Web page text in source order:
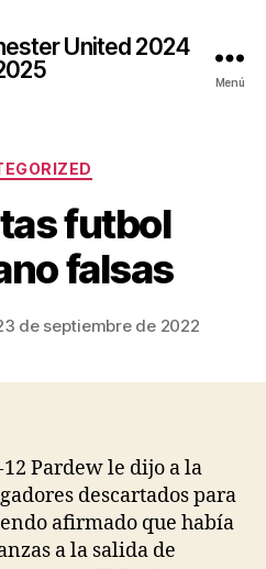
United 2024
Menú
Categorías
futbol
falsas
de septiembre de 2022
Pardew le dijo a la
descartados para
afirmado que había
a la salida de